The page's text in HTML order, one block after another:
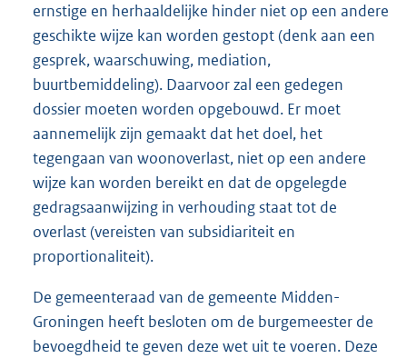
ernstige en herhaaldelijke hinder niet op een andere
geschikte wijze kan worden gestopt (denk aan een
gesprek, waarschuwing, mediation,
buurtbemiddeling). Daarvoor zal een gedegen
dossier moeten worden opgebouwd. Er moet
aannemelijk zijn gemaakt dat het doel, het
tegengaan van woonoverlast, niet op een andere
wijze kan worden bereikt en dat de opgelegde
gedragsaanwijzing in verhouding staat tot de
overlast (vereisten van subsidiariteit en
proportionaliteit).
De gemeenteraad van de gemeente Midden-
Groningen heeft besloten om de burgemeester de
bevoegdheid te geven deze wet uit te voeren. Deze